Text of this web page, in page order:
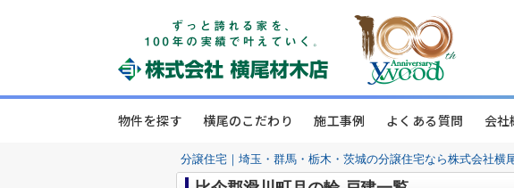
物件を探す 横尾のこだわり 施工事例 よくある質問 会社
分譲住宅｜埼玉・群馬・栃木・茨城の分譲住宅なら株式会社横